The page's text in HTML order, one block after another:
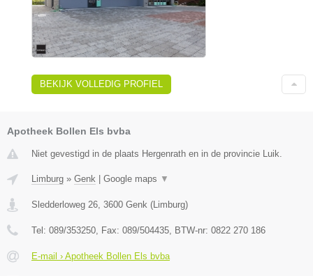
BEKIJK VOLLEDIG PROFIEL
Apotheek Bollen Els bvba
Niet gevestigd in de plaats Hergenrath en in de provincie Luik.
Limburg » Genk Google maps ▼
Sledderloweg 26, 3600 Genk (Limburg)
Tel: 089/353250, Fax: 089/504435, BTW-nr: 0822 270 186
E-mail › Apotheek Bollen Els bvba